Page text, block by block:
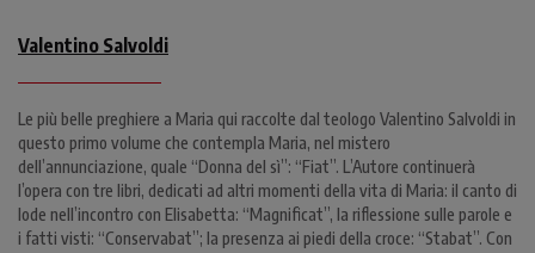
Valentino Salvoldi
Le più belle preghiere a Maria qui raccolte dal teologo Valentino Salvoldi in
questo primo volume che contempla Maria, nel mistero
dell’annunciazione, quale “Donna del sì”: “Fiat”. L’Autore continuerà
l’opera con tre libri, dedicati ad altri momenti della vita di Maria: il canto di
lode nell’incontro con Elisabetta: “Magnificat”, la riflessione sulle parole e
i fatti visti: “Conservabat”; la presenza ai piedi della croce: “Stabat”. Con